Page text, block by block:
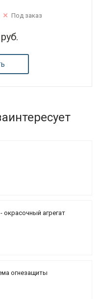
Под заказ
окрасочный агрегат
огнезащиты